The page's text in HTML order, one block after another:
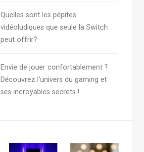
Quelles sont les pépites
vidéoludiques que seule la Switch
peut offrir?
Envie de jouer confortablement ?
Découvrez l'univers du gaming et
ses incroyables secrets !